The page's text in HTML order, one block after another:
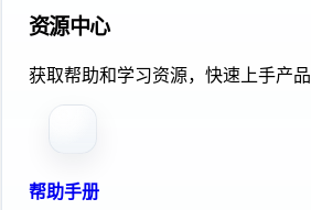
资源中心
获取帮助和学习资源，快速上手产品
帮助手册